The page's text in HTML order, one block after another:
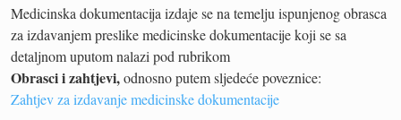
Medicinska dokumentacija izdaje se na temelju ispunjenog obrasca
za izdavanjem preslike medicinske dokumentacije koji se sa
detaljnom uputom nalazi pod rubrikom
Obrasci i zahtjevi,odnosno putem sljedeće poveznice:
Zahtjev za izdavanje medicinske dokumentacije